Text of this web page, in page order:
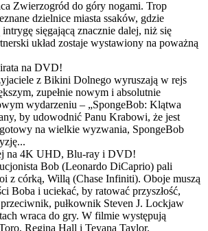
Zwierzogród do góry nogami. Trop
dzielnice miasta ssaków, gdzie
sięgającą znacznie dalej, niż się
układ zostaje wystawiony na poważną
na DVD!
z Bikini Dolnego wyruszają w rejs
zupełnie nowym i absolutnie
wydarzeniu – „SpongeBob: Klątwa
by udowodnić Panu Krabowi, że jest
na wielkie wyzwania, SpongeBob
na 4K UHD, Blu-ray i DVD!
Bob (Leonardo DiCaprio) pali
z córką, Willą (Chase Infiniti). Oboje muszą
Boba i uciekać, by ratować przyszłość,
pułkownik Steven J. Lockjaw
wraca do gry. W filmie występują
Regina Hall i Teyana Taylor.